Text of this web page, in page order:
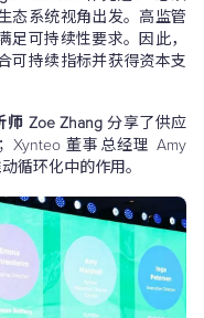
态系统视角出发。高监管
可持续性要求。因此，
可持续指标并获得资本支
师 Zoe Zhang分享了供应
Xynteo 董事总经理 Amy
循环化中的作用。